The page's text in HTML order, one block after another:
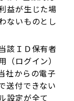
益が生じた場
ないものとし
該ＩＤ保有者
ログイン）
社からの電子
送付できない
設定が全て